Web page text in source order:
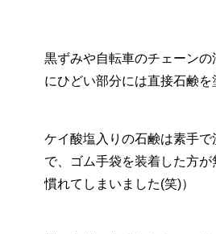
黒ずみや自転車のチェーン
にひどい部分には直接石鹸を
ケイ酸塩入りの石鹸は素手
で、ゴム手袋を装着した方が
慣れてしまいました(笑)）